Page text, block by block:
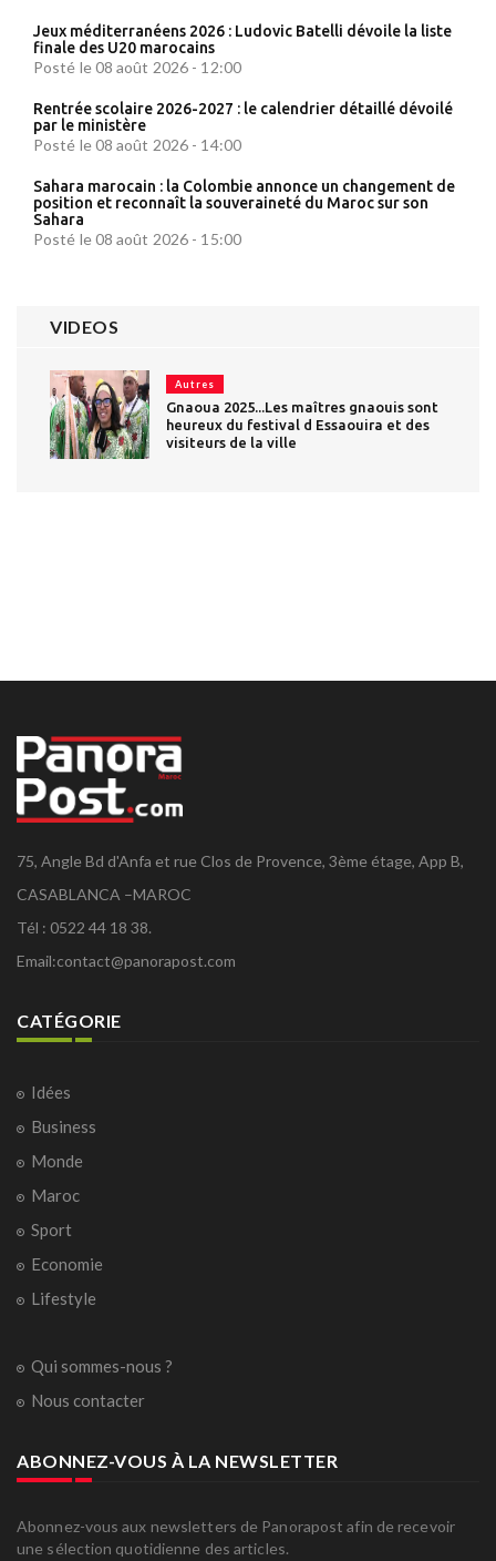
Jeux méditerranéens 2026 : Ludovic Batelli dévoile la liste
finale des U20 marocains
Posté le 08 août 2026 - 12:00
Rentrée scolaire 2026-2027 : le calendrier détaillé dévoilé
par le ministère
Posté le 08 août 2026 - 14:00
Sahara marocain : la Colombie annonce un changement de
position et reconnaît la souveraineté du Maroc sur son
Sahara
Posté le 08 août 2026 - 15:00
VIDEOS
Autres
Gnaoua 2025...Les maîtres gnaouis sont
heureux du festival d Essaouira et des
visiteurs de la ville
75, Angle Bd d'Anfa et rue Clos de Provence, 3ème étage, App B,
CASABLANCA –MAROC
Tél : 0522 44 18 38.
Email:contact@panorapost.com
CATÉGORIE
Idées
Business
Monde
Maroc
Sport
Economie
Lifestyle
Qui sommes-nous ?
Nous contacter
ABONNEZ-VOUS À LA NEWSLETTER
Abonnez-vous aux newsletters de Panorapost afin de recevoir
une sélection quotidienne des articles.